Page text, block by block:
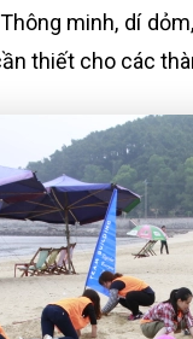
minh, dí
thiết cho các